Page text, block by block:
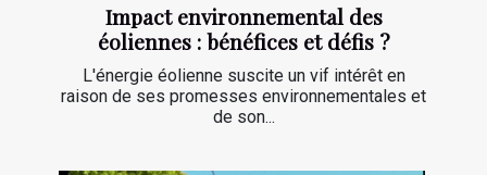
Impact environnemental des
éoliennes : bénéfices et défis ?
L'énergie éolienne suscite un vif intérêt en
raison de ses promesses environnementales et
de son...